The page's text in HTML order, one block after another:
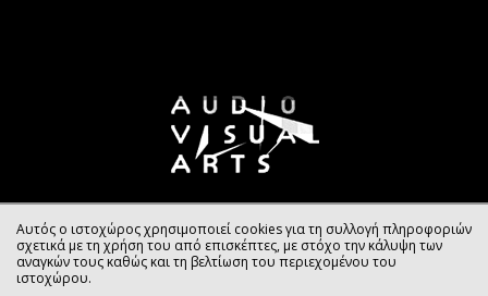
Αυτός ο ιστοχώρος χρησιμοποιεί cookies για τη συλλογή πληροφοριών
σχετικά με τη χρήση του από επισκέπτες, με στόχο την κάλυψη των
αναγκών τους καθώς και τη βελτίωση του περιεχομένου του
ιστοχώρου.